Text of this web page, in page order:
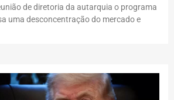
de diretoria da autarquia o programa
uma desconcentração do mercado e